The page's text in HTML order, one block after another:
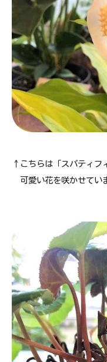
↑こちらは「スパティフ
可愛い花を咲かせてい